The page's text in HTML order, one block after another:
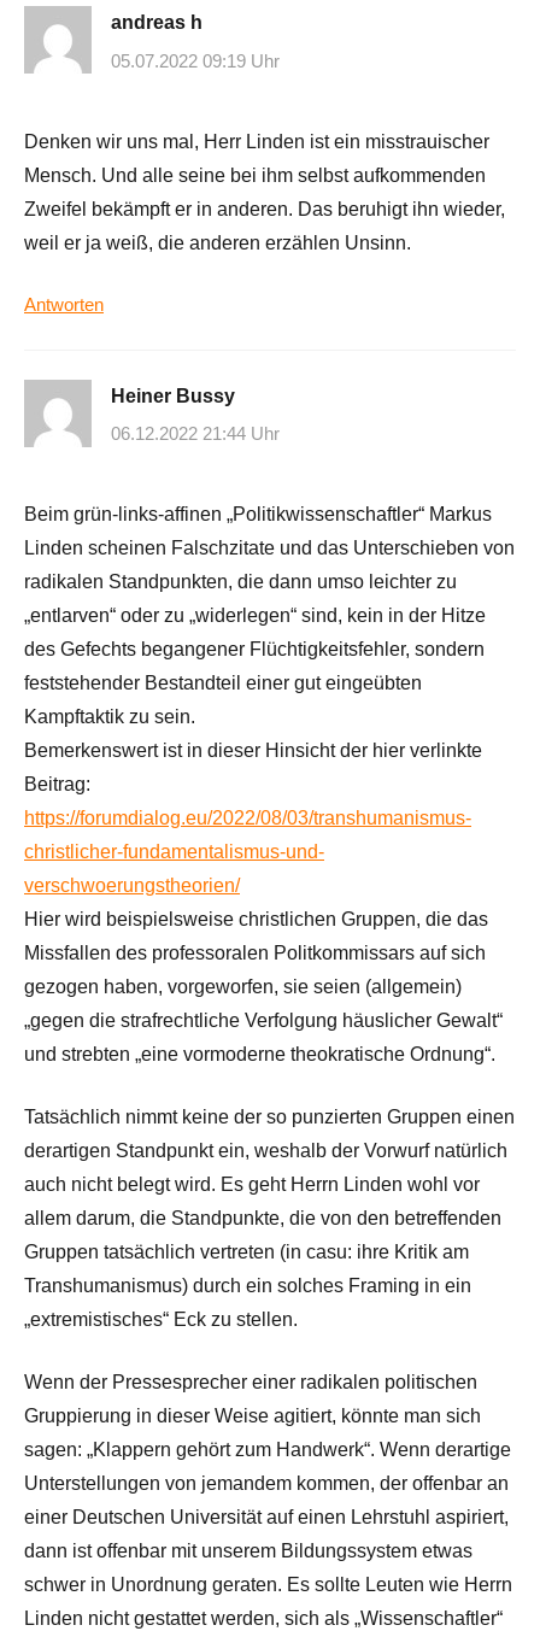
andreas h
05.07.2022 09:19 Uhr
Denken wir uns mal, Herr Linden ist ein misstrauischer
Mensch. Und alle seine bei ihm selbst aufkommenden
Zweifel bekämpft er in anderen. Das beruhigt ihn wieder,
weil er ja weiß, die anderen erzählen Unsinn.
Antworten
Heiner Bussy
06.12.2022 21:44 Uhr
Beim grün-links-affinen „Politikwissenschaftler“ Markus
Linden scheinen Falschzitate und das Unterschieben von
radikalen Standpunkten, die dann umso leichter zu
„entlarven“ oder zu „widerlegen“ sind, kein in der Hitze
des Gefechts begangener Flüchtigkeitsfehler, sondern
feststehender Bestandteil einer gut eingeübten
Kampftaktik zu sein.
Bemerkenswert ist in dieser Hinsicht der hier verlinkte
Beitrag:
https://forumdialog.eu/2022/08/03/transhumanismus-
christlicher-fundamentalismus-und-
verschwoerungstheorien/
Hier wird beispielsweise christlichen Gruppen, die das
Missfallen des professoralen Politkommissars auf sich
gezogen haben, vorgeworfen, sie seien (allgemein)
„gegen die strafrechtliche Verfolgung häuslicher Gewalt“
und strebten „eine vormoderne theokratische Ordnung“.
Tatsächlich nimmt keine der so punzierten Gruppen einen
derartigen Standpunkt ein, weshalb der Vorwurf natürlich
auch nicht belegt wird. Es geht Herrn Linden wohl vor
allem darum, die Standpunkte, die von den betreffenden
Gruppen tatsächlich vertreten (in casu: ihre Kritik am
Transhumanismus) durch ein solches Framing in ein
„extremistisches“ Eck zu stellen.
Wenn der Pressesprecher einer radikalen politischen
Gruppierung in dieser Weise agitiert, könnte man sich
sagen: „Klappern gehört zum Handwerk“. Wenn derartige
Unterstellungen von jemandem kommen, der offenbar an
einer Deutschen Universität auf einen Lehrstuhl aspiriert,
dann ist offenbar mit unserem Bildungssystem etwas
schwer in Unordnung geraten. Es sollte Leuten wie Herrn
Linden nicht gestattet werden, sich als „Wissenschaftler“